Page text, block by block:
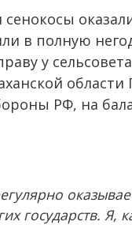
сенокосы
в полную
у
РФ, на
государств. Я,